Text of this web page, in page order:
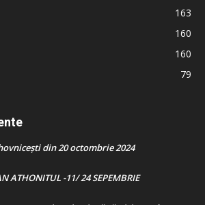
163
160
160
79
din 20 octombrie 2024
ATHONITUL -11/ 24 SEPEMBRIE